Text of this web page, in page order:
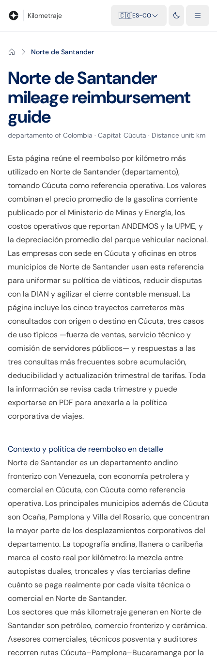
Kilometraje 🇨🇴ES-CO
Norte de Santander
Norte de Santander
mileage reimbursement
guide
departamento of Colombia · Capital: Cúcuta · Distance unit: km
Esta página reúne el reembolso por kilómetro más
utilizado en Norte de Santander (departamento),
tomando Cúcuta como referencia operativa. Los valores
combinan el precio promedio de la gasolina corriente
publicado por el Ministerio de Minas y Energía, los
costos operativos que reportan ANDEMOS y la UPME, y
la depreciación promedio del parque vehicular nacional.
Las empresas con sede en Cúcuta y oficinas en otros
municipios de Norte de Santander usan esta referencia
para uniformar su política de viáticos, reducir disputas
con la DIAN y agilizar el cierre contable mensual. La
página incluye los cinco trayectos carreteros más
consultados con origen o destino en Cúcuta, tres casos
de uso típicos —fuerza de ventas, servicio técnico y
comisión de servidores públicos— y respuestas a las
tres consultas más frecuentes sobre acumulación,
deducibilidad y actualización trimestral de tarifas. Toda
la información se revisa cada trimestre y puede
exportarse en PDF para anexarla a la política
corporativa de viajes.
Contexto y política de reembolso en detalle
Norte de Santander es un departamento andino
fronterizo con Venezuela, con economía petrolera y
comercial en Cúcuta, con Cúcuta como referencia
operativa. Los principales municipios además de Cúcuta
son Ocaña, Pamplona y Villa del Rosario, que concentran
la mayor parte de los desplazamientos corporativos del
departamento. La topografía andina, llanera o caribeña
marca el costo real por kilómetro: la mezcla entre
autopistas duales, troncales y vías terciarias define
cuánto se paga realmente por cada visita técnica o
comercial en Norte de Santander.
Los sectores que más kilometraje generan en Norte de
Santander son petróleo, comercio fronterizo y cerámica.
Asesores comerciales, técnicos posventa y auditores
recorren rutas Cúcuta–Pamplona–Bucaramanga por la